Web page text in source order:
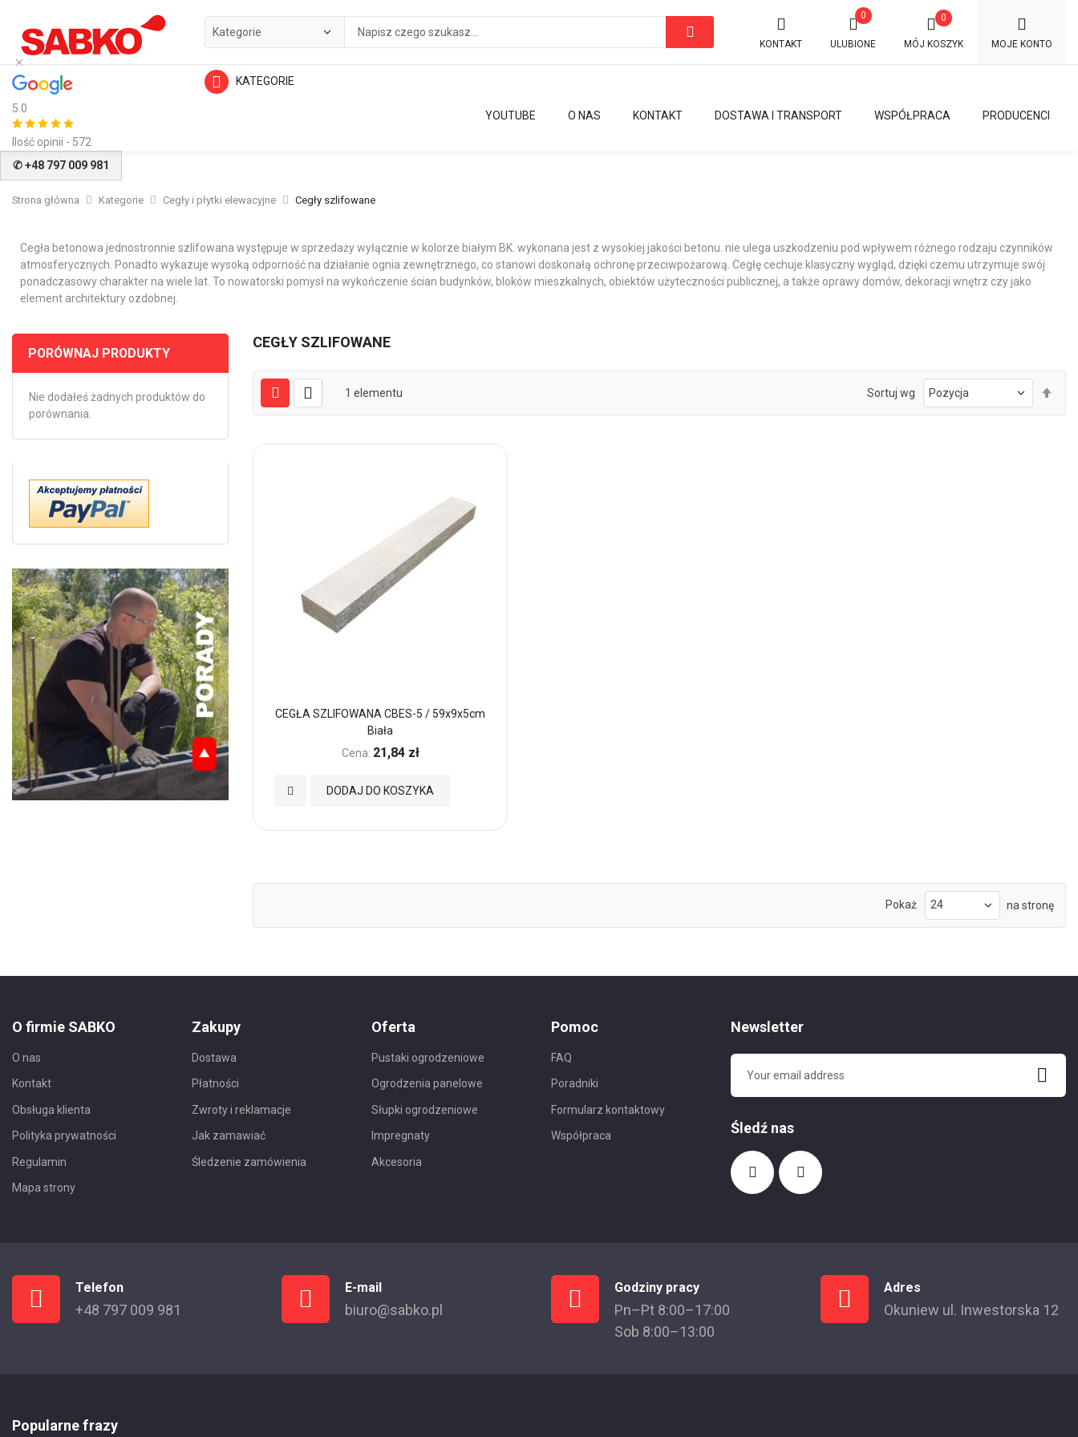
5.0
Ilość opinii - 572
KONTAKT
0
ULUBIONE MÓJ KOSZYK
0
MOJE KONTO
KATEGORIE
PRODUCENCI
WSPÓŁPRACA
DOSTAWA I TRANSPORT
KONTAKT
O NAS
YOUTUBE
✆ +48 797 009 981
Strona główna Kategorie Cegły i płytki elewacyjne Cegły szlifowane
Cegła betonowa jednostronnie szlifowana występuje w sprzedaży wyłącznie w kolorze białym BK. wykonana jest z wysokiej jakości betonu. nie ulega uszkodzeniu pod wpływem różnego rodzaju czynników
atmosferycznych. Ponadto wykazuje wysoką odporność na działanie ognia zewnętrznego, co stanowi doskonałą ochronę przeciwpożarową. Cegłę cechuje klasyczny wygląd, dzięki czemu utrzymuje swój
ponadczasowy charakter na wiele lat. To nowatorski pomysł na wykończenie ścian budynków, bloków mieszkalnych, obiektów użyteczności publicznej, a także oprawy domów, dekoracji wnętrz czy jako
element architektury ozdobnej.
CEGŁY SZLIFOWANE
1 elementu Sortuj wg
CEGŁA SZLIFOWANA CBES-5 / 59x9x5cm
Biała
Cena: 21,84 zł
DODAJ DO KOSZYKA
Dodaj
Pokaż na stronę
PORÓWNAJ PRODUKTY
Nie dodałeś żadnych produktów do
porównania.
Nie pokazuj ponownie
O firmie SABKO
O nas
Kontakt
Obsługa klienta
Polityka prywatności
Regulamin
Mapa strony
Zakupy
Dostawa
Płatności
Zwroty i reklamacje
Jak zamawiać
Śledzenie zamówienia
Oferta
Pustaki ogrodzeniowe
Ogrodzenia panelowe
Słupki ogrodzeniowe
Impregnaty
Akcesoria
Pomoc
FAQ
Poradniki
Formularz kontaktowy
Współpraca
Newsletter
Śledź nas
Telefon
+48 797 009 981
E-mail
biuro@sabko.pl
Godziny pracy
Pn–Pt 8:00–17:00
Sob 8:00–13:00
Adres
Okuniew ul. Inwestorska 12
Popularne frazy